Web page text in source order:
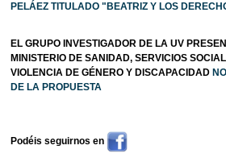
PELÁEZ TITULADO "BEATRIZ Y LOS
EL GRUPO INVESTIGADOR DE LA UV
MINISTERIO DE SANIDAD, SERVICIOS
VIOLENCIA DE GÉNERO Y DISCAPACIDAD
DE LA PROPUESTA
Podéis seguirnos en